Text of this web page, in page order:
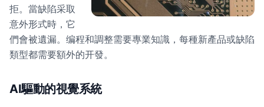
拒。當缺陷采取
意外形式時，它
們會被遺漏。编程和調整需要專業知識，每種新產品或缺陷
類型都需要額外的开發。
AI驅動的視覺系統